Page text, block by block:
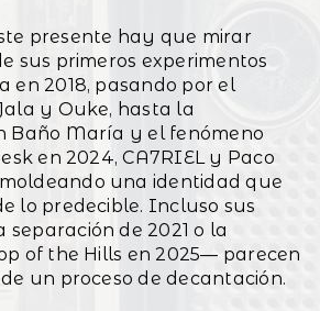
presente hay que mirar
sus primeros experimentos
en 2018, pasando por el
y Ouke, hasta la
Baño María y el fenómeno
en 2024, CA7RIEL y Paco
una identidad que
lo predecible. Incluso sus
de 2021 o la
of the Hills en 2025— parecen
un proceso de decantación.